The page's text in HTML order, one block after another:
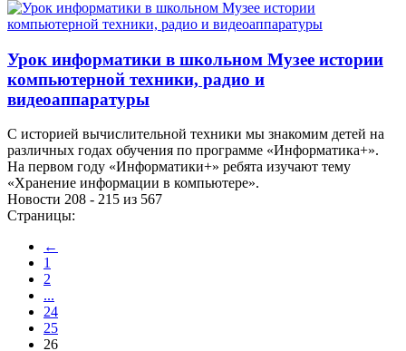
Урок информатики в школьном Музее истории
компьютерной техники, радио и
видеоаппаратуры
С историей вычислительной техники мы знакомим детей на
различных годах обучения по программе «Информатика+».
На первом году «Информатики+» ребята изучают тему
«Хранение информации в компьютере».
Новости 208 - 215 из 567
Страницы:
←
1
2
...
24
25
26